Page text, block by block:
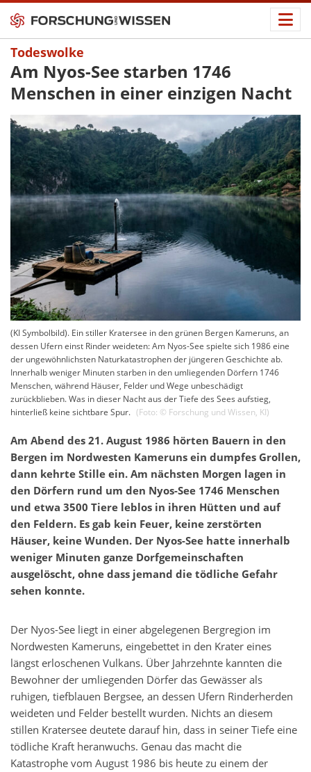
Todeswolke
Am Nyos-See starben 1746
Menschen in einer einzigen Nacht
(KI Symbolbild). Ein stiller Kratersee in den grünen Bergen Kameruns, an
dessen Ufern einst Rinder weideten: Am Nyos-See spielte sich 1986 eine
der ungewöhnlichsten Naturkatastrophen der jüngeren Geschichte ab.
Innerhalb weniger Minuten starben in den umliegenden Dörfern 1746
Menschen, während Häuser, Felder und Wege unbeschädigt
zurückblieben. Was in dieser Nacht aus der Tiefe des Sees aufstieg,
hinterließ keine sichtbare Spur. (Foto: © Forschung und Wissen, KI)
Am Abend des 21. August 1986 hörten Bauern in den
Bergen im Nordwesten Kameruns ein dumpfes Grollen,
dann kehrte Stille ein. Am nächsten Morgen lagen in
den Dörfern rund um den Nyos-See 1746 Menschen
und etwa 3500 Tiere leblos in ihren Hütten und auf
den Feldern. Es gab kein Feuer, keine zerstörten
Häuser, keine Wunden. Der Nyos-See hatte innerhalb
weniger Minuten ganze Dorfgemeinschaften
ausgelöscht, ohne dass jemand die tödliche Gefahr
sehen konnte.
Der Nyos-See liegt in einer abgelegenen Bergregion im
Nordwesten Kameruns, eingebettet in den Krater eines
längst erloschenen Vulkans. Über Jahrzehnte kannten die
Bewohner der umliegenden Dörfer das Gewässer als
ruhigen, tiefblauen Bergsee, an dessen Ufern Rinderherden
weideten und Felder bestellt wurden. Nichts an diesem
stillen Kratersee deutete darauf hin, dass in seiner Tiefe eine
tödliche Kraft heranwuchs. Genau das macht die
Katastrophe vom August 1986 bis heute zu einem der